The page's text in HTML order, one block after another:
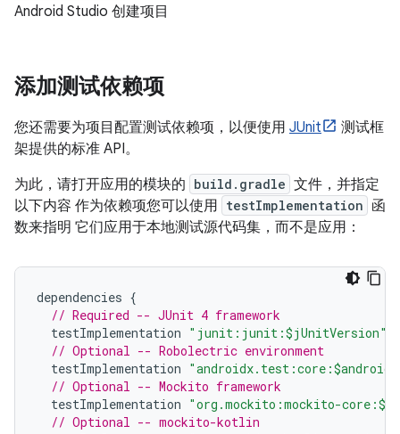
Android Studio 创建项目
添加测试依赖项
您还需要为项目配置测试依赖项，以便使用 JUnit
测试框
架提供的标准 API。
为此，请打开应用的模块的 build.gradle 文件，并指定
以下内容 作为依赖项您可以使用 testImplementation 函
数来指明 它们应用于本地测试源代码集，而不是应用：
dependencies {
// Required -- JUnit 4 framework
testImplementation "junit:junit:$jUnitVersion"
// Optional -- Robolectric environment
testImplementation
// Optional -- Mockito framework
testImplementation "org.mockito:mockito-
// Optional -- mockito-kotlin